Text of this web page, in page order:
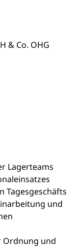
& Co. OHG
Lagerteams
Tagesgeschäfts
und
Ordnung und